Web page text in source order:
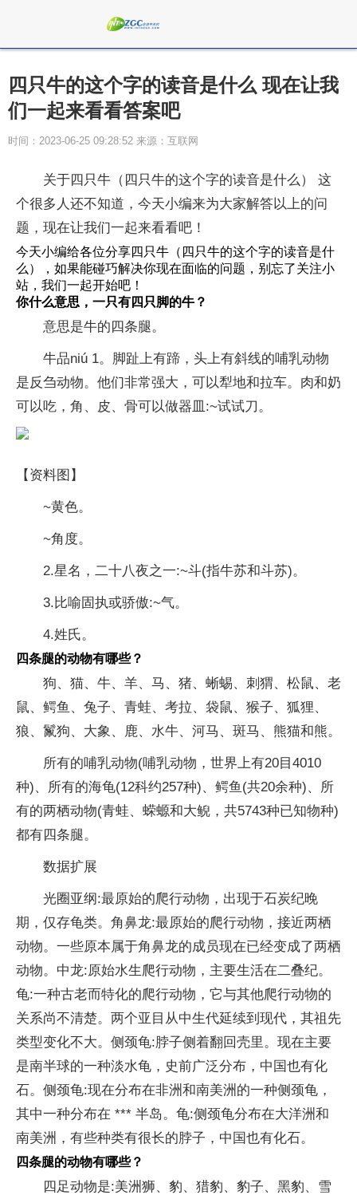
四只牛的这个字的读音是什么 现在让我
们一起来看看答案吧
时间：2023-06-25 09:28:52 来源：互联网
关于四只牛（四只牛的这个字的读音是什么） 这
个很多人还不知道，今天小编来为大家解答以上的问
题，现在让我们一起来看看吧！
今天小编给各位分享四只牛（四只牛的这个字的读音是什
么），如果能碰巧解决你现在面临的问题，别忘了关注小
站，我们一起开始吧！
你什么意思，一只有四只脚的牛？
意思是牛的四条腿。
牛品niú 1。脚趾上有蹄，头上有斜线的哺乳动物
是反刍动物。他们非常强大，可以犁地和拉车。肉和奶
可以吃，角、皮、骨可以做器皿:~试试刀。
【资料图】
~黄色。
~角度。
2.星名，二十八夜之一:~斗(指牛苏和斗苏)。
3.比喻固执或骄傲:~气。
4.姓氏。
四条腿的动物有哪些？
狗、猫、牛、羊、马、猪、蜥蜴、刺猬、松鼠、老
鼠、鳄鱼、兔子、青蛙、考拉、袋鼠、猴子、狐狸、
狼、鬣狗、大象、鹿、水牛、河马、斑马、熊猫和熊。
所有的哺乳动物(哺乳动物，世界上有20目4010
种)、所有的海龟(12科约257种)、鳄鱼(共20余种)、所
有的两栖动物(青蛙、蝾螈和大鲵，共5743种已知物种)
都有四条腿。
数据扩展
光圈亚纲:最原始的爬行动物，出现于石炭纪晚
期，仅存龟类。角鼻龙:最原始的爬行动物，接近两栖
动物。一些原本属于角鼻龙的成员现在已经变成了两栖
动物。中龙:原始水生爬行动物，主要生活在二叠纪。
龟:一种古老而特化的爬行动物，它与其他爬行动物的
关系尚不清楚。两个亚目从中生代延续到现代，其祖先
类型变化不大。侧颈龟:脖子侧着翻回壳里。现在主要
是南半球的一种淡水龟，史前广泛分布，中国也有化
石。侧颈龟:现在分布在非洲和南美洲的一种侧颈龟，
其中一种分布在 *** 半岛。龟:侧颈龟分布在大洋洲和
南美洲，有些种类有很长的脖子，中国也有化石。
四条腿的动物有哪些？
四足动物是:美洲狮、豹、猎豹、豹子、黑豹、雪